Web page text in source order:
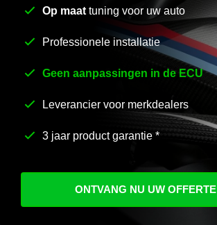
Op maat tuning voor uw auto
Professionele installatie
Geen aanpassingen in de ECU
Leverancier voor merkdealers
3 jaar product garantie *
ONTVANG NU UW OFFERTE